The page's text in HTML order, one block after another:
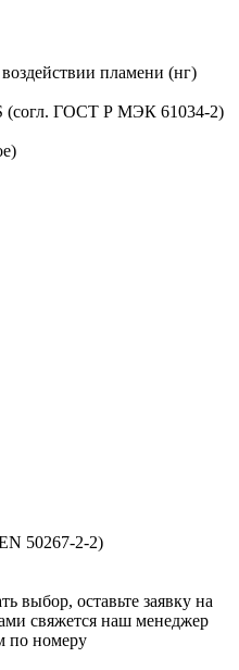
пламени (нг)
(согл. ГОСТ Р МЭК 61034-2)
50267-2-2)
выбор, оставьте заявку на
свяжется наш менеджер
по номеру